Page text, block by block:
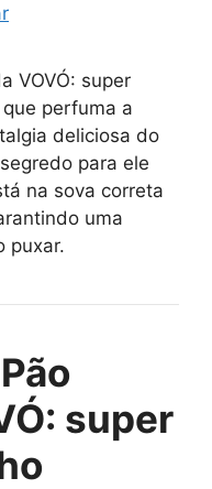
VOVÓ: super
perfuma a
deliciosa do
para ele
na sova correta
uma
puxar.
super